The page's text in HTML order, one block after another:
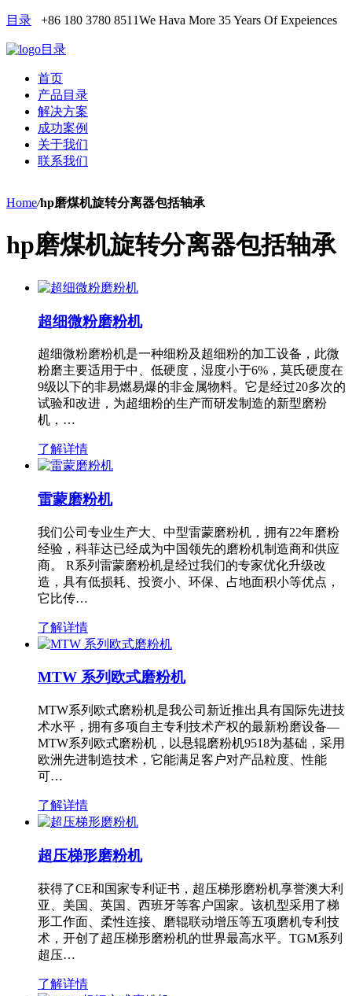
目录 +86 180 3780 8511We Hava More 35 Years Of Expeiences
目录
首页
产品目录
解决方案
成功案例
关于我们
联系我们
Home/hp磨煤机旋转分离器包括轴承
hp磨煤机旋转分离器包括轴承
超细微粉磨粉机
超细微粉磨粉机是一种细粉及超细粉的加工设备，此微
粉磨主要适用于中、低硬度，湿度小于6%，莫氏硬度在
9级以下的非易燃易爆的非金属物料。它是经过20多次的
试验和改进，为超细粉的生产而研发制造的新型磨粉
机，…
了解详情
雷蒙磨粉机
我们公司专业生产大、中型雷蒙磨粉机，拥有22年磨粉
经验，科菲达已经成为中国领先的磨粉机制造商和供应
商。 R系列雷蒙磨粉机是经过我们的专家优化升级改
造，具有低损耗、投资小、环保、占地面积小等优点，
它比传…
了解详情
MTW 系列欧式磨粉机
MTW系列欧式磨粉机是我公司新近推出具有国际先进技
术水平，拥有多项自主专利技术产权的最新粉磨设备—
MTW系列欧式磨粉机，以悬辊磨粉机9518为基础，采用
欧洲先进制造技术，它能满足客户对产品粒度、性能
可…
了解详情
超压梯形磨粉机
获得了CE和国家专利证书，超压梯形磨粉机享誉澳大利
亚、美国、英国、西班牙等客户国家。该机型采用了梯
形工作面、柔性连接、磨辊联动增压等五项磨机专利技
术，开创了超压梯形磨粉机的世界最高水平。TGM系列
超压…
了解详情